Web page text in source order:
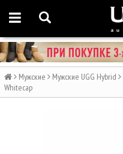
Мужские Мужские UGG Hybrid
Whitecap